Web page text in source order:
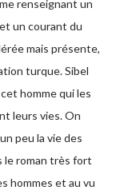
renseignant un
un courant du
mais présente,
turque. Sibel
homme qui les
leurs vies. On
peu la vie des
le roman très fort
hommes et au vu